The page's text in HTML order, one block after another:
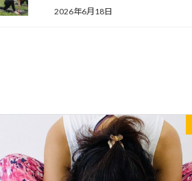
2026年6月18日